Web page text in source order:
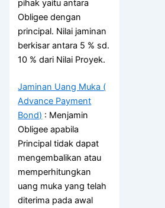
pihak yaitu antara
Obligee dengan
principal. Nilai jaminan
berkisar antara 5 % sd.
10 % dari Nilai Proyek.
Jaminan Uang Muka (
Advance Payment
Bond) : Menjamin
Obligee apabila
Principal tidak dapat
mengembalikan atau
memperhitungkan
uang muka yang telah
diterima pada awal